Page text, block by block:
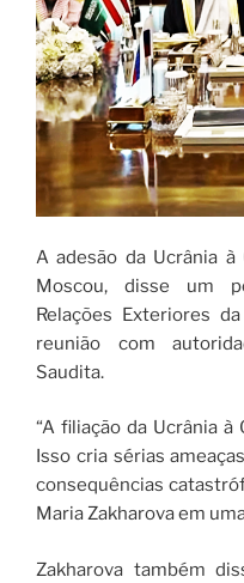
A adesão da Ucrânia à
Moscou, disse um
Relações Exteriores
reunião com
Saudita.
“A filiação da Ucrânia
Isso cria sérias
consequências
Maria Zakharova em
Zakharova também